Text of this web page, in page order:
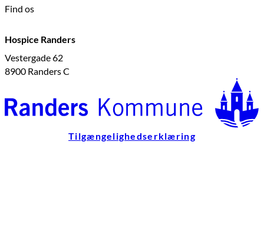
Find os
Hospice Randers
Vestergade 62
8900 Randers C
Tilgængelighedserklæring